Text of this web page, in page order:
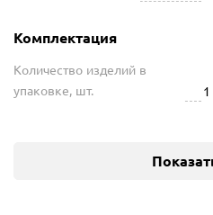
Комплектация
Количество изделий в
упаковке, шт.
1